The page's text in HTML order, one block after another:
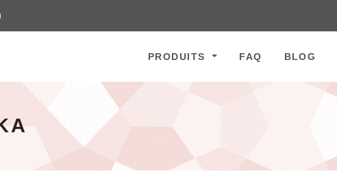
PRODUITS FAQ BLOG